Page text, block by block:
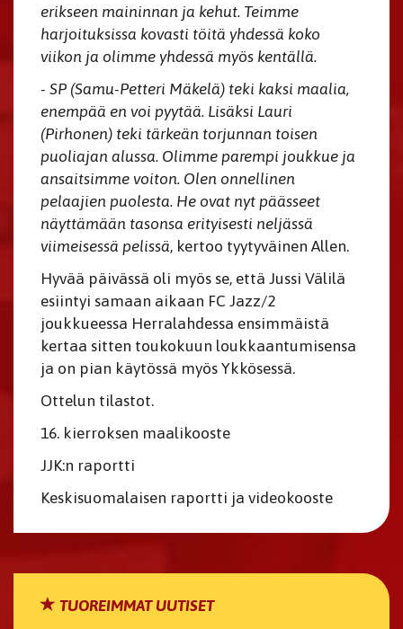
erikseen maininnan ja kehut. Teimme
harjoituksissa kovasti töitä yhdessä koko
viikon ja olimme yhdessä myös kentällä.
- SP (Samu-Petteri Mäkelä) teki kaksi maalia,
enempää en voi pyytää. Lisäksi Lauri
(Pirhonen) teki tärkeän torjunnan toisen
puoliajan alussa. Olimme parempi joukkue ja
ansaitsimme voiton. Olen onnellinen
pelaajien puolesta. He ovat nyt päässeet
näyttämään tasonsa erityisesti neljässä
viimeisessä pelissä, kertoo tyytyväinen Allen.
Hyvää päivässä oli myös se, että Jussi Välilä
esiintyi samaan aikaan FC Jazz/2
joukkueessa Herralahdessa ensimmäistä
kertaa sitten toukokuun loukkaantumisensa
ja on pian käytössä myös Ykkösessä.
Ottelun tilastot.
16. kierroksen maalikooste
JJK:n raportti
Keskisuomalaisen raportti ja videokooste
TUOREIMMAT UUTISET